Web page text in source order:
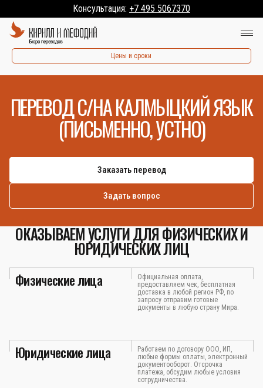
Консультация: +7 495 5067370
Цены и сроки
ПЕРЕВОД С/НА КАЛМЫЦКИЙ ЯЗЫК
(ПИСЬМЕННО, УСТНО)
Заказать перевод
Задать вопрос
ОКАЗЫВАЕМ УСЛУГИ ДЛЯ ФИЗИЧЕСКИХ И
ЮРИДИЧЕСКИХ ЛИЦ
Физические лица
Официальная оплата,
предоставляем чек, бесплатная
доставка в любой регион РФ, по
запросу отправим готовые
документы в любую страну Мира.
Юридические лица
Работаем по договору ООО, ИП,
любые формы оплаты, электронный
документооборот. Отсрочка
платежа, обсудим любые условия
сотрудничества.